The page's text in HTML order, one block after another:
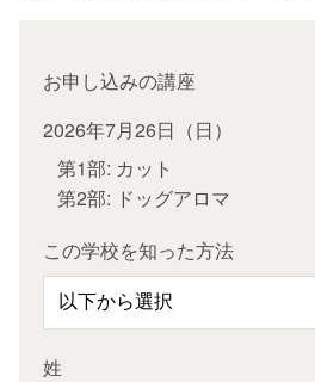
お申し込みの講座
第1部: カット
第2部: ドッグアロマ
この学校を知った方法
姓